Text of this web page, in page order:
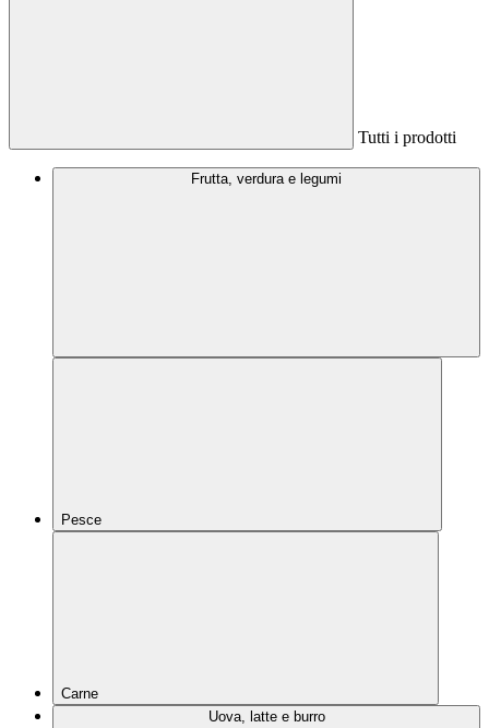
Tutti i prodotti
Frutta, verdura e legumi
Pesce
Carne
Uova, latte e burro